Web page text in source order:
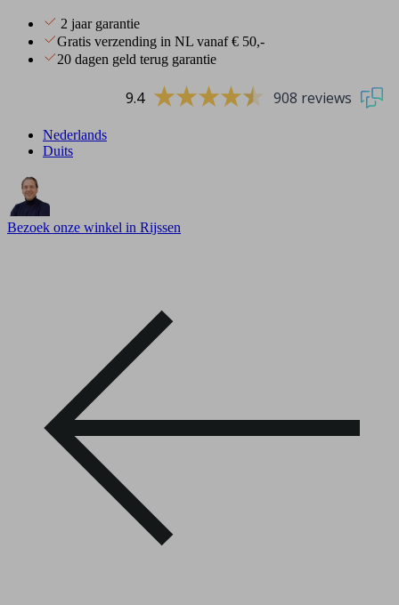
2 jaar garantie
Gratis verzending in NL vanaf € 50,-
20 dagen geld terug garantie
9.4 908 reviews
Nederlands
Duits
Bezoek onze winkel in Rijssen